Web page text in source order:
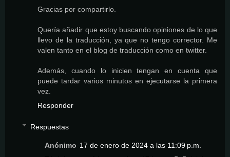
Gracias por compartirlo.
Quería añadir que estoy buscando opiniones de lo que
llevo de la traducción, ya que no tengo corrector. Me
valen tanto en el blog de traducción como en twitter.
Además, cuando lo inicien tengan en cuenta que
puede tardar varios minutos en ejecutarse la primera
vez.
Responder
Respuestas
Anónimo 17 de enero de 2024 a las 11:09 p.m.